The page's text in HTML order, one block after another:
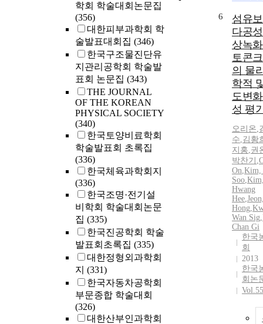
학회 학술대회논문집
(356)
대한피부과학회 학
술발표대회집 (346)
한국구조물진단유
지관리공학회 학술발
표회 논문집 (343)
THE JOURNAL
OF THE KOREAN
PHYSICAL SOCIETY
(340)
한국토양비료학회
학술발표회 초록집
(336)
한국체육과학회지
(336)
한국조명·전기설
비학회 학술대회논문
집 (335)
한국진공학회 학술
발표회초록집 (335)
대한정형외과학회
지 (331)
한국자동차공학회
부문종합 학술대회
(326)
대한산부인과학회
6
섬유
다공
상녹
토콘
의 물
학적
도변
성 평
오리온,
수,김황
지홍,권
박찬기 ,
On,Kim,
Soo,
Hwang
Hee,
Hong,
Wan Sig,
Chan Gi
한국
회
2013
한국
회논